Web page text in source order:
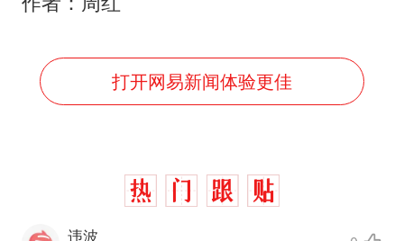
打开网易新闻体验更佳
违波